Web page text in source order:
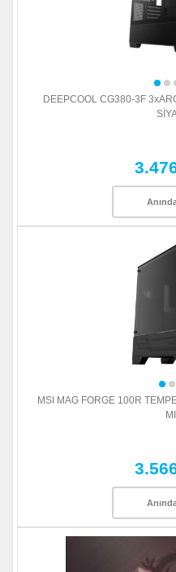
DEEPCOOL CG380-3F
MSI MAG FORGE 100R